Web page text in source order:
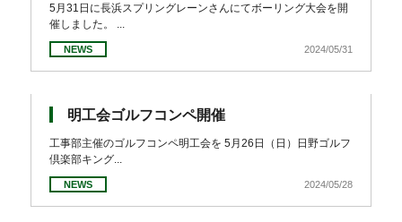
5月31日に長浜スプリングレーンさんにてボーリング大会を開
催しました。 ...
NEWS 2024/05/31
明工会ゴルフコンペ開催
工事部主催のゴルフコンペ明工会を 5月26日（日）日野ゴルフ
倶楽部キング...
NEWS 2024/05/28